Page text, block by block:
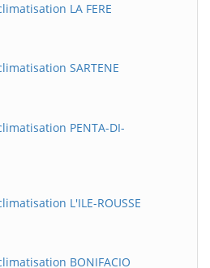
LA FERE
SARTENE
PENTA-DI-
L'ILE-ROUSSE
BONIFACIO